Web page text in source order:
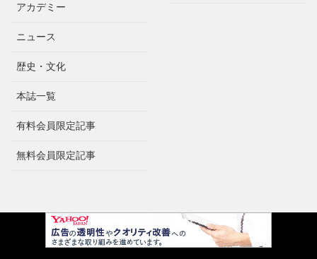
アカデミー
ニュース
歴史・文化
本誌一覧
有料会員限定記事
無料会員限定記事
Mobile|Desktop